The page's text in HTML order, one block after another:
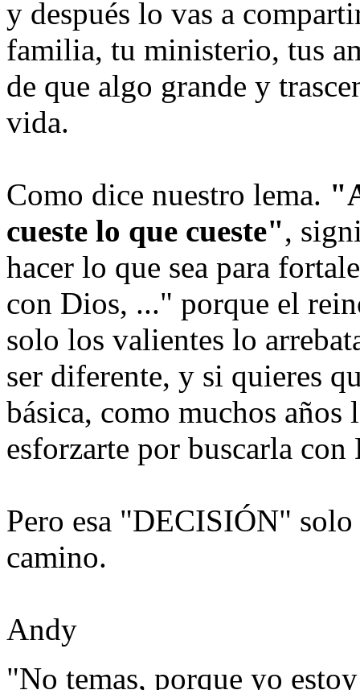
y después lo vas a
familia, tu ministerio, tus
de que algo grande y
vida.
Como dice nuestro lema.
cueste lo que cueste",
hacer lo que sea para
con Dios, ..." porque el
solo los valientes lo
ser diferente, y si quieres
básica, como muchos
esforzarte por buscarla
Pero esa "DECISIÓN"
camino.
Andy
"No temas, porque yo